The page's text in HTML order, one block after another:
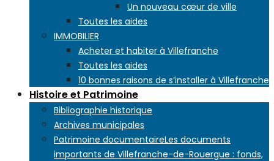
Un nouveau cœur de ville
Toutes les aides
IMMOBILIER
Acheter et habiter à Villefranche
Toutes les aides
10 bonnes raisons de s’installer à Villefranche
Histoire et Patrimoine
Bibliographie historique
Archives municipales
Patrimoine documentaireLes documents
importants de Villefranche-de-Rouergue : fonds,